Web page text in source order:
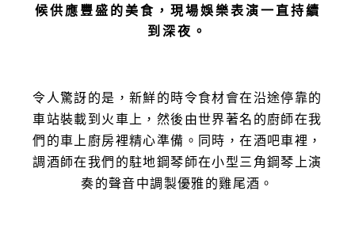
候供應豐盛的美食，現場娛樂表演一直持續
到深夜。
令人驚訝的是，新鮮的時令食材會在沿途停靠的
車站裝載到火車上，然後由世界著名的廚師在我
們的車上廚房裡精心準備。同時，在酒吧車裡，
調酒師在我們的駐地鋼琴師在小型三角鋼琴上演
奏的聲音中調製優雅的雞尾酒。